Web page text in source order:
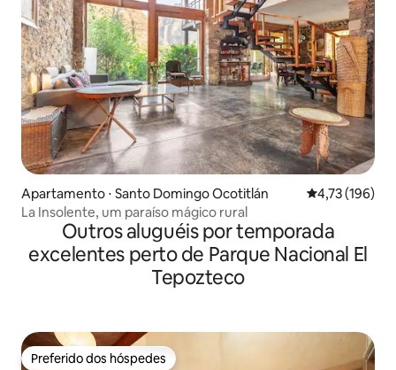
Apartamento ⋅ Santo Domingo Ocotitlán 4,73 de uma
4,73 (196)
La Insolente, um paraíso mágico rural
Outros aluguéis por temporada
excelentes perto de Parque Nacional El
Tepozteco
Preferido dos hóspedes
Preferido dos hóspedes